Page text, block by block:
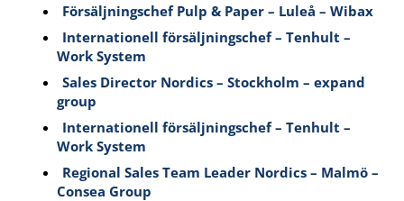
Försäljningschef Pulp & Paper – Luleå – Wibax
Internationell försäljningschef – Tenhult –
Work System
Sales Director Nordics – Stockholm – expand
group
Internationell försäljningschef – Tenhult –
Work System
Regional Sales Team Leader Nordics – Malmö –
Consea Group